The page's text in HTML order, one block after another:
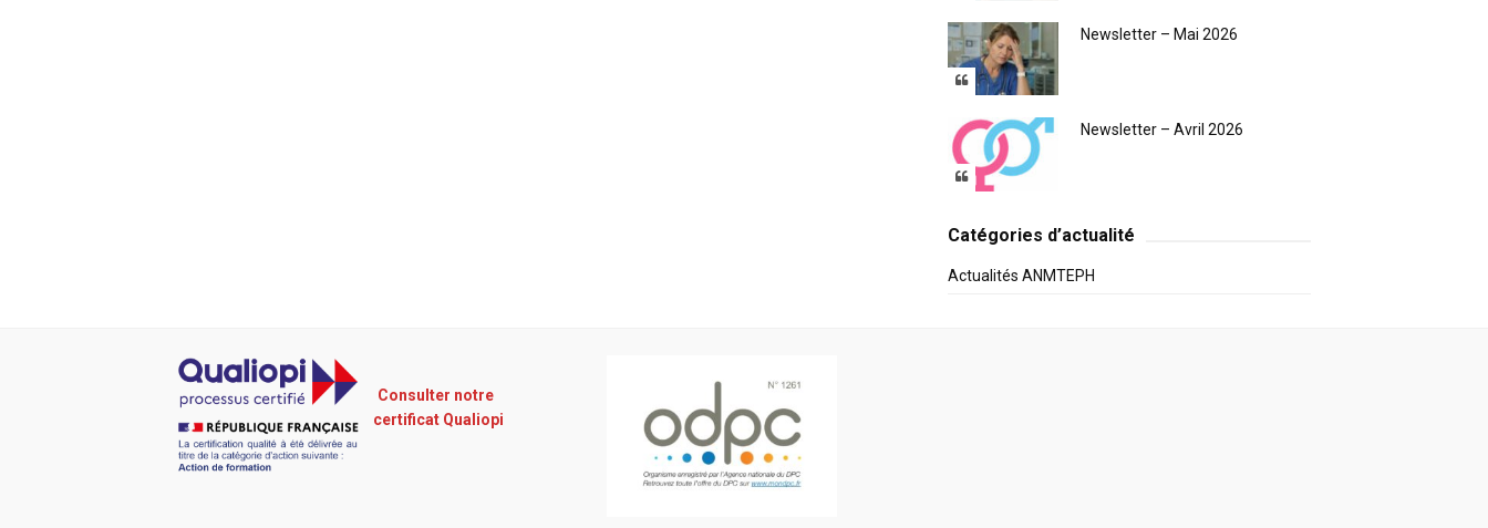
Newsletter – Mai 2026
Newsletter – Avril 2026
Catégories d’actualité
Actualités ANMTEPH
Consulter notre
certificat Qualiopi